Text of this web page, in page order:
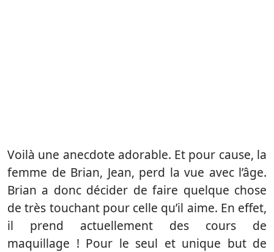
Voilà une anecdote adorable. Et pour cause, la
femme de Brian, Jean, perd la vue avec l’âge.
Brian a donc décider de faire quelque chose
de très touchant pour celle qu’il aime. En effet,
il prend actuellement des cours de
maquillage ! Pour le seul et unique but de